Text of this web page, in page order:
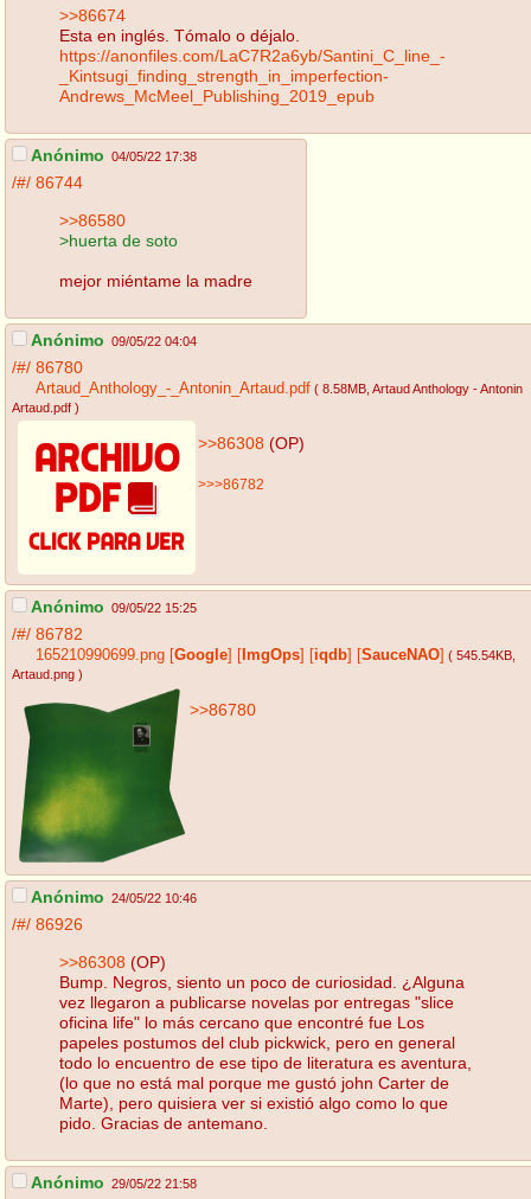
>>86674
Esta en inglés. Tómalo o déjalo.
https://anonfiles.com/LaC7R2a6yb/Santini_C_line_-
_Kintsugi_finding_strength_in_imperfection-
Andrews_McMeel_Publishing_2019_epub
Anónimo 04/05/22 17:38
/#/ 86744
>>86580
>huerta de soto
mejor miéntame la madre
Anónimo 09/05/22 04:04
/#/ 86780
Artaud_Anthology_-_Antonin_Artaud.pdf ( 8.58MB , Artaud Anthology - Antonin
Artaud.pdf )
>>86308 (OP)
>>>86782
Anónimo 09/05/22 15:25
/#/ 86782
165210990699.png Google ImgOps iqdb SauceNAO ( 545.54KB
Artaud.png )
>>86780
Anónimo 24/05/22 10:46
/#/ 86926
>>86308 (OP)
Bump. Negros, siento un poco de curiosidad. ¿Alguna
vez llegaron a publicarse novelas por entregas "slice
oficina life" lo más cercano que encontré fue Los
papeles postumos del club pickwick, pero en general
todo lo encuentro de ese tipo de literatura es aventura,
(lo que no está mal porque me gustó john Carter de
Marte), pero quisiera ver si existió algo como lo que
pido. Gracias de antemano.
Anónimo 29/05/22 21:58